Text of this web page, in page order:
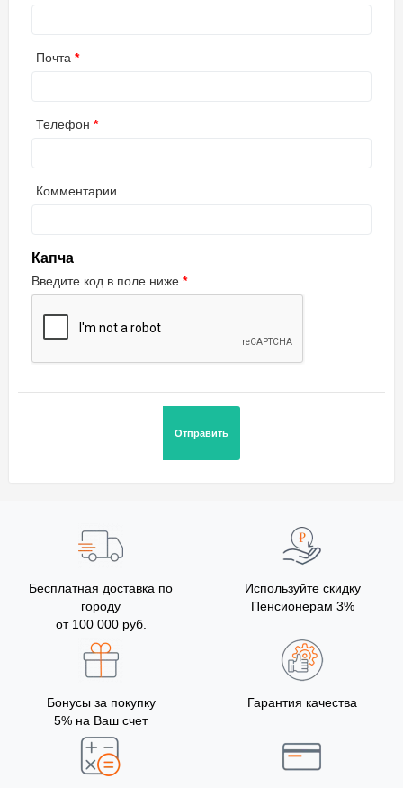
Почта
Телефон
Комментарии
Капча
Введите код в поле ниже
Бесплатная доставка по
городу
от 100 000 руб.
Используйте скидку
Пенсионерам 3%
Бонусы за покупку
5% на Ваш счет
Гарантия качества